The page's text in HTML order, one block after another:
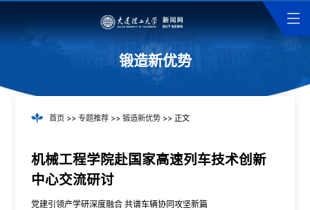
锻造新优势
首页>> 专题推荐>> 锻造新优势>> 正文
机械工程学院赴国家高速列车技术创新
中心交流研讨
党建引领产学研深度融合 共谱车辆协同攻坚新篇